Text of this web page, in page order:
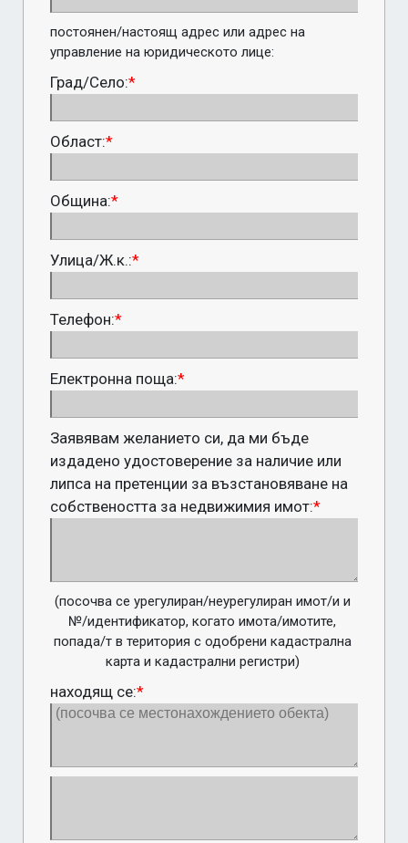
постоянен/настоящ адрес или адрес на
управление на юридическото лице:
Град/Село:*
Област:*
Община:*
Улица/Ж.к.:*
Телефон:*
Електронна поща:*
Заявявам желанието си, да ми бъде
издадено удостоверение за наличие или
липса на претенции за възстановяване на
собствеността за недвижимия имот:*
(посочва се урегулиран/неурегулиран имот/и и
№/идентификатор, когато имота/имотите,
попада/т в територия с одобрени кадастрална
карта и кадастрални регистри)
находящ се:*